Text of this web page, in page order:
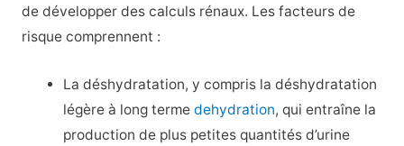
de développer des calculs rénaux. Les facteurs de
risque comprennent :
La déshydratation, y compris la déshydratation
légère à long termedehydration, qui entraîne la
production de plus petites quantités d’urine